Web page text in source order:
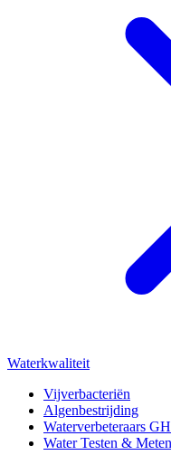
Waterkwaliteit
Vijverbacteriën
Algenbestrijding
Waterverbeteraars
Water Testen & Meten